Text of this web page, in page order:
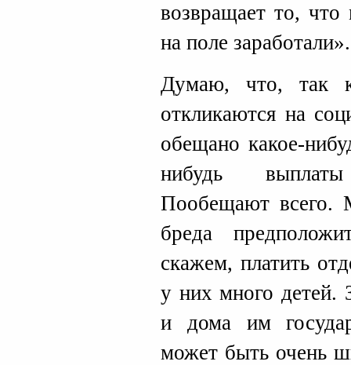
возвращает то,
на поле заработали».
Думаю, что, так
откликаются на
обещано какое-
нибудь
Пообещают всего.
бреда
скажем, платить
у них много детей.
и дома им
может быть очень